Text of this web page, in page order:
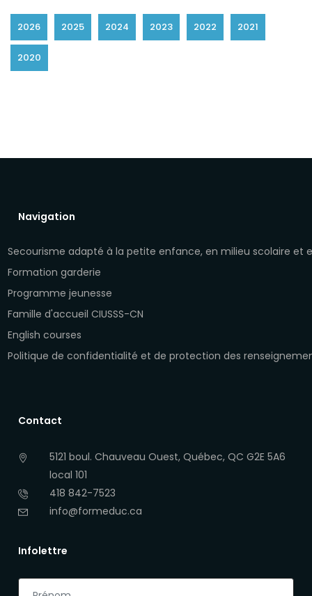
2026 2025 2024 2023 2022 2021
2020
Navigation
Secourisme adapté à la petite enfance, en milieu scolaire et
Formation garderie
Programme jeunesse
Famille d'accueil CIUSSS-CN
English courses
Politique de confidentialité et de protection des
Contact
5121 boul. Chauveau Ouest, Québec, QC G2E 5A6
local 101
418 842-7523
info@formeduc.ca
Infolettre